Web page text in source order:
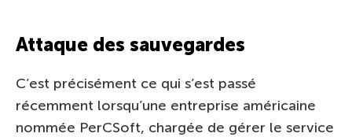
Attaque des sauvegardes
C’est précisément ce qui s’est passé
récemment lorsqu’une entreprise américaine
nommée PerCSoft, chargée de gérer le service